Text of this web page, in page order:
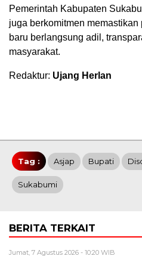
Pemerintah Kabupaten
juga berkomitmen
baru berlangsung adil,
masyarakat.
Redaktur: Ujang Herlan
Tag : Asjap Bupati
Sukabumi
BERITA TERKAIT
Jumat, 7 Agustus 2026 - 10:20 WIB